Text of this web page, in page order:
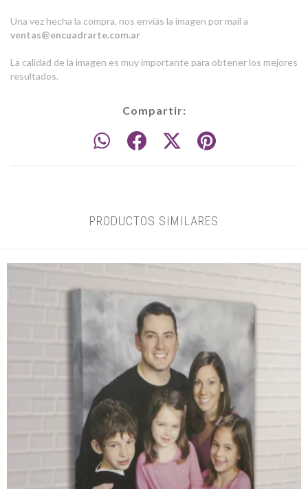
Una vez hecha la compra, nos enviás la imagen por mail a
ventas@encuadrarte.com.ar
La calidad de la imagen es muy importante para obtener los mejores
resultados.
Compartir:
PRODUCTOS SIMILARES